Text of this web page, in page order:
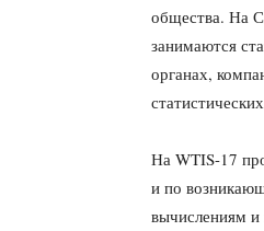
общества. На
занимаются
органах,
На WTIS-17
и по
вычислениям и